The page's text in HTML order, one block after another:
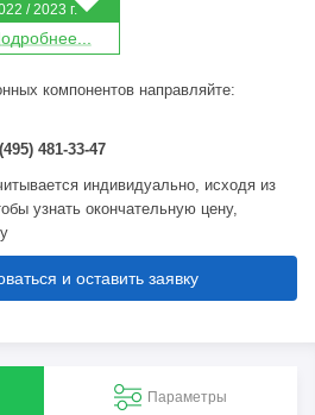
одробнее...
/ 2023 г.
компонентов направляйте:
481-33-47
индивидуально, исходя из
узнать окончательную цену,
и оставить заявку
Параметры